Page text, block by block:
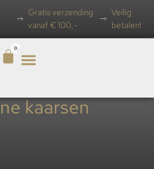
Gratis verzending
vanaf € 100,-
Veilig
betalen!
0
kaarsen